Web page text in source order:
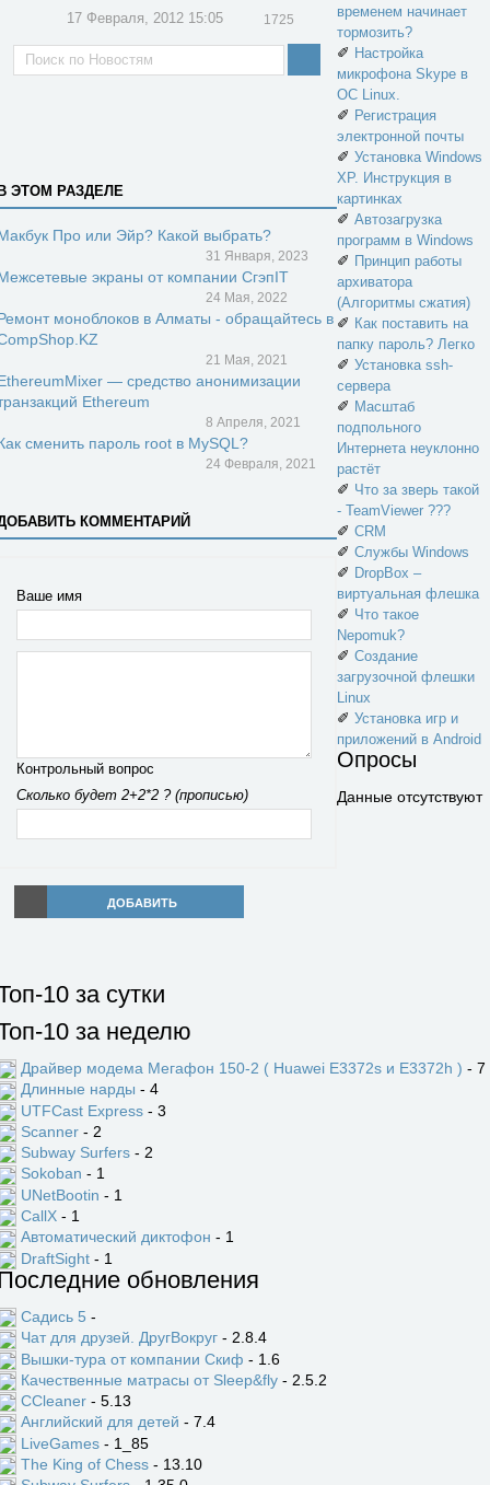
17 Февраля, 2012 15:05 1725
ЭТОМ РАЗДЕЛЕ
Про или Эйр? Какой выбрать?
31 Января, 2023
экраны от компании СгэпIT
24 Мая, 2022
моноблоков в Алматы - обращайтесь в
21 Мая, 2021
— средство анонимизации
Ethereum
8 Апреля, 2021
сменить пароль root в MySQL?
24 Февраля, 2021
КОММЕНТАРИЙ
Ваше имя
Контрольный вопрос
Сколько будет 2+2*2 ? (прописью)
ДОБАВИТЬ
временем начинает
тормозить?
✐ Настройка
микрофона Skype в
ОС Linux.
✐ Регистрация
электронной почты
✐ Установка Windows
XP. Инструкция в
картинках
✐ Автозагрузка
программ в Windows
✐ Принцип работы
архиватора
(Алгоритмы сжатия)
✐ Как поставить на
папку пароль? Легко
✐ Установка ssh-
сервера
✐ Масштаб
подпольного
Интернета неуклонно
растёт
✐ Что за зверь такой
- TeamViewer ???
✐ CRM
✐ Службы Windows
✐ DropBox –
виртуальная флешка
✐ Что такое
Nepomuk?
✐ Создание
загрузочной флешки
Linux
✐ Установка игр и
приложений в Android
Опросы
Данные отсутствуют
10 за сутки
10 за неделю
Драйвер модема Мегафон 150-2 ( Huawei E3372s и E3372h ) - 7
Длинные нарды - 4
UTFCast Express - 3
Scanner - 2
Subway Surfers - 2
Sokoban - 1
UNetBootin - 1
CallX - 1
Автоматический диктофон - 1
DraftSight - 1
обновления
Садись 5 -
Чат для друзей. ДругВокруг - 2.8.4
Вышки-тура от компании Скиф - 1.6
Качественные матрасы от Sleep&fly - 2.5.2
CCleaner - 5.13
Английский для детей - 7.4
LiveGames - 1_85
The King of Chess - 13.10